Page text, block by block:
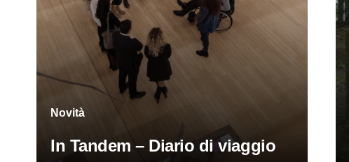
Novità
In Tandem – Diario di viaggio